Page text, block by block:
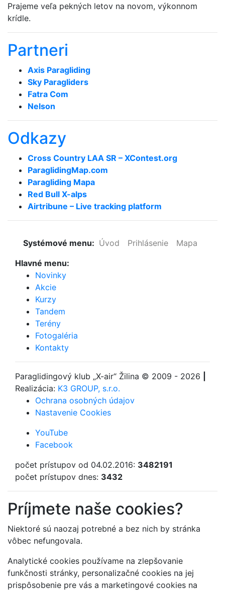
Prajeme veľa pekných letov na novom, výkonnom
krídle.
Partneri
Axis Paragliding
Sky Paragliders
Fatra Com
Nelson
Odkazy
Cross Country LAA SR – XContest.org
ParaglidingMap­.com
Paragliding Mapa
Red Bull X-alps
Airtribune – Live tracking platform
Systémové menu: Úvod Prihlásenie
Mapa
Hlavné menu:
Novinky
Akcie
Kurzy
Tandem
Terény
Fotogaléria
Kontakty
Paraglidingový klub „X-air“ Žilina © 2009 - 2026
Realizácia: K3 GROUP, s.r.o.
Ochrana osobných údajov
Nastavenie Cookies
YouTube
Facebook
počet prístupov od 04.02.2016: 3482191
počet prístupov dnes: 3432
Príjmete naše cookies?
Niektoré sú naozaj potrebné a bez nich by stránka
vôbec nefungovala.
Analytické cookies používame na zlepšovanie
funkčnosti stránky, personalizačné cookies na jej
prispôsobenie pre vás a marketingové cookies na